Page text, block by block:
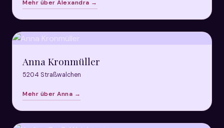
Mehr über Alexandra →
Anna Kronmüller
5204 Straßwalchen
Mehr über Anna →